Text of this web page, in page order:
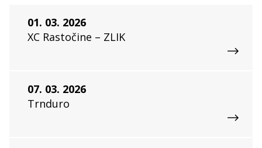
01. 03. 2026
XC Rastočine – ZLIK
07. 03. 2026
Trnduro